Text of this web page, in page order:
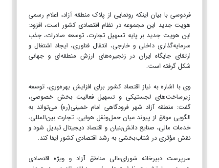
فردوسی با بیان اینکه رونمایی از پلاک منطقه آزاد، اعلام رسمی
هویت جدید این مجموعه در نظام اقتصادی کشور است، افزود:
این هویت جدید بر پایه تسهیل تجارت، توسعه صادرات، جذب
سرمایه‌گذاری داخلی و خارجی، انتقال فناوری، ایجاد اشتغال و
ارتقای جایگاه ایران در زنجیره‌های ارزش منطقه‌ای و جهانی
شکل گرفته است.
وی با اشاره به نیاز اقتصاد کشور برای افزایش بهره‌وری، توسعه
زیرساخت‌های لجستیکی و تسهیل فعالیت بخش خصوصی،
گفت: منطقه آزاد شهر فرودگاهی امام خمینی(ره) می‌تواند به
الگویی موفق از پیوند میان حمل‌ونقل هوایی، تجارت بین‌المللی،
خدمات مالی، صنایع دانش‌بنیان و اقتصاد دیجیتال تبدیل شود و
نقش مؤثری در شتاب‌بخشی به رشد اقتصادی کشور ایفا کند.
سرپرست دبیرخانه شورای‌عالی مناطق آزاد و ویژه اقتصادی